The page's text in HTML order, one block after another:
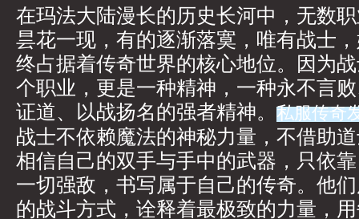
在玛法大陆漫长的历史长河中，无数
昙花一现，有的逐渐落寞，唯有战士
终占据着传奇世界的核心地位。因为
个职业，更是一种精神，一种永不言
证道、以战扬名的强者精神。 私服传奇
战士不依赖魔法的神秘力量，不借助
相信自己的双手与手中的武器，只依
一切强敌，书写属于自己的传奇。他
的战斗方式，诠释着最极致的力量，